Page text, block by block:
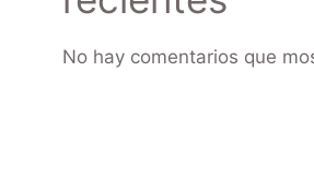
No hay comentarios que